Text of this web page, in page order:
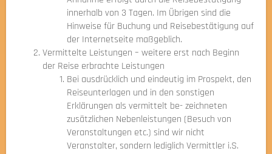
innerhalb von 3 Tagen. Im Übrigen sind die
Hinweise für Buchung und Reisebestätigung auf
der Internetseite maßgeblich.
Vermittelte Leistungen – weitere erst nach Beginn
der Reise erbrachte Leistungen
Bei ausdrücklich und eindeutig im Prospekt, den
Reiseunterlagen und in den sonstigen
Erklärungen als vermittelt be- zeichneten
zusätzlichen Nebenleistungen (Besuch von
Veranstaltungen etc.) sind wir nicht
Veranstalter, sondern lediglich Vermittler i.S.